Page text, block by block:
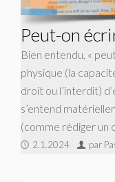
Peut-on
Bien entendu, «
physique (la
droit ou l’interdit)
s’entend
(comme rédiger
2.1.2024 par